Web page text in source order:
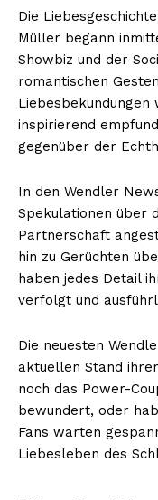
Die
Müller begann
Showbiz und der
romantischen
Liebesbekundungen
inspirierend
gegenüber der
In den Wendler
Spekulationen über
Partnerschaft
hin zu Gerüchten
haben jedes Detail
verfolgt und
Die neuesten
aktuellen Stand
noch das Power-
bewundert, oder
Fans warten
Liebesleben des